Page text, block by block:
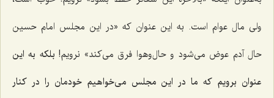
ولى مال عوام است. به اين عنوان كه «در اين مجلس امام حسین
حال آدم عوض مى‌شود و حال‌و‌هوا فرق مى‌كند» نرويم! بلكه به اين
عنوان برويم كه ما در اين مجلس مى‌خواهيم خودمان را در كنار